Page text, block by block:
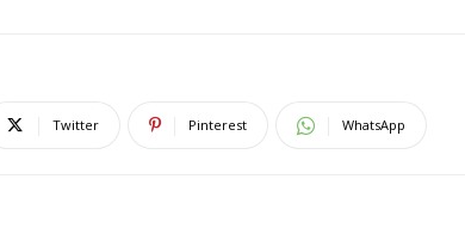
Twitter Pinterest WhatsApp